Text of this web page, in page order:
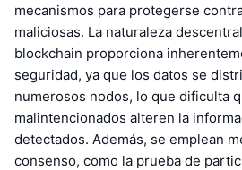
mecanismos para protegerse
maliciosas. La naturaleza
blockchain proporciona
seguridad, ya que los datos se
numerosos nodos, lo que dificulta
malintencionados alteren la
detectados. Además, se emplean
consenso, como la prueba de